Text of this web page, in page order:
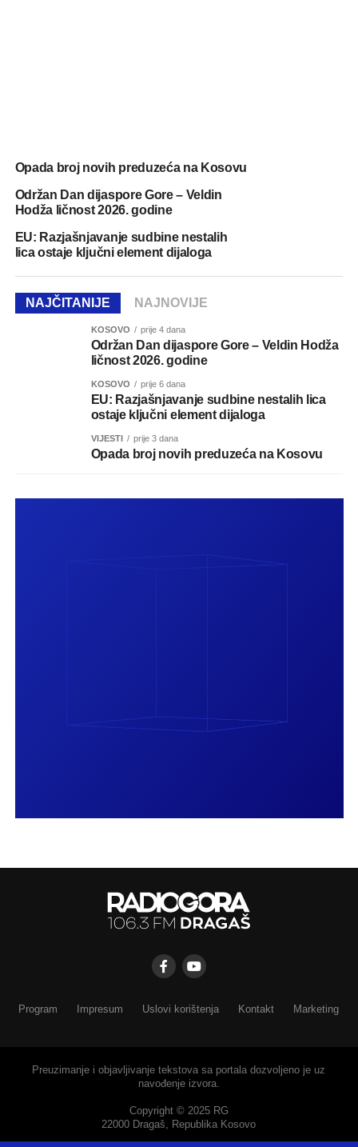
Opada broj novih preduzeća na Kosovu
Održan Dan dijaspore Gore – Veldin
Hodža ličnost 2026. godine
EU: Razjašnjavanje sudbine nestalih
lica ostaje ključni element dijaloga
NAJČITANIJE NAJNOVIJE
KOSOVO prije 4 dana
Održan Dan dijaspore Gore – Veldin Hodža
ličnost 2026. godine
KOSOVO prije 6 dana
EU: Razjašnjavanje sudbine nestalih lica
ostaje ključni element dijaloga
VIJESTI prije 3 dana
Opada broj novih preduzeća na Kosovu
Program Impresum Uslovi korištenja Kontakt Marketing
Preuzimanje i objavljivanje tekstova sa portala dozvoljeno je uz
navođenje izvora.
Copyright © 2025 RG
22000 Dragaš, Republika Kosovo